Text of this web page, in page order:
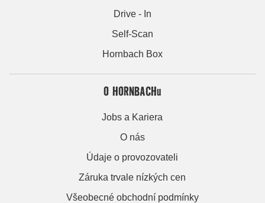
Drive - In
Self-Scan
Hornbach Box
O HORNBACHu
Jobs a Kariera
O nás
Údaje o provozovateli
Záruka trvale nízkých cen
Všeobecné obchodní podmínky